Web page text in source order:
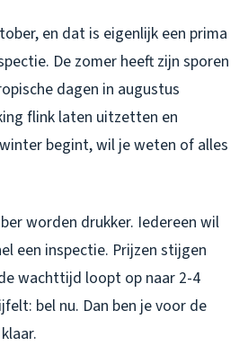
en dat is eigenlijk een prima
De zomer heeft zijn sporen
dagen in augustus
flink laten uitzetten en
begint, wil je weten of alles
worden drukker. Iedereen wil
een inspectie. Prijzen stijgen
wachttijd loopt op naar 2-4
bel nu. Dan ben je voor de